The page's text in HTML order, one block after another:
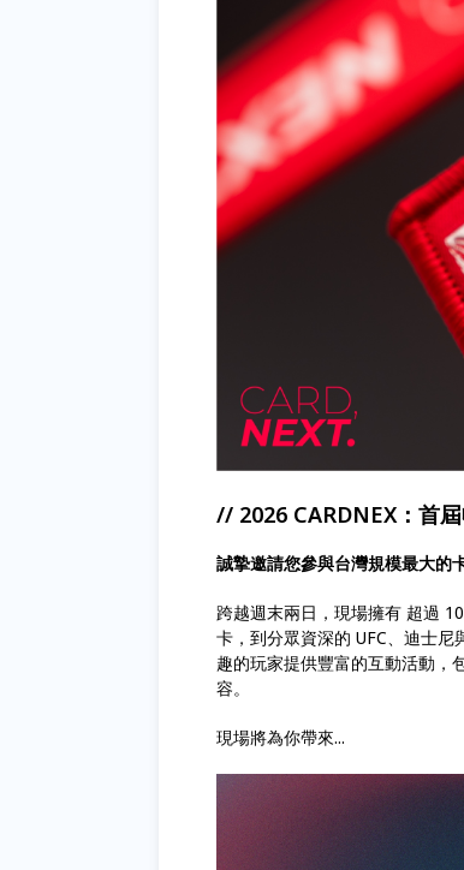
// 2026 CARDNEX：首
誠摯邀請您參與台灣規模最大的
跨越週末兩日，現場擁有 超過
卡，到分眾資深的 UFC、迪士
趣的玩家提供豐富的互動活動，
容。
現場將為你帶來...